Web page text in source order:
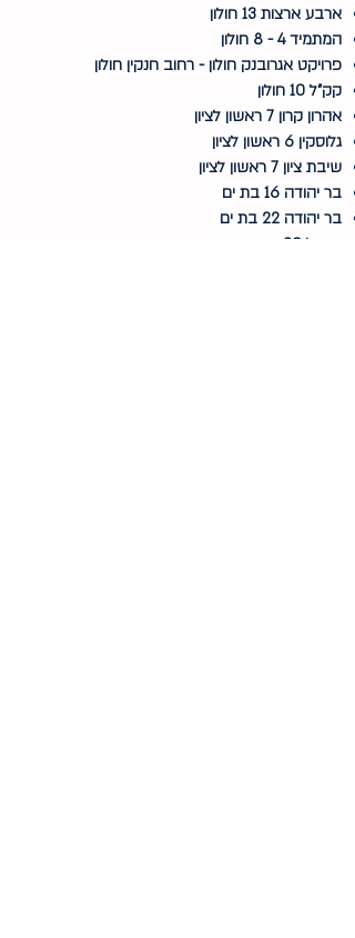
ארבע ארצות 13 חולון
המתמיד 4 - 8 חולון
פרויקט אגרובנק חולון - רחוב חנקין חולון
קק"ל 10 חולון
אהרון קרון 7 ראשון לציון
גלוסקין 6 ראשון לציון
שיבת ציון 7 ראשון לציון
בר יהודה 16 בת ים
בר יהודה 22 בת ים
דניאל 30 בת ים